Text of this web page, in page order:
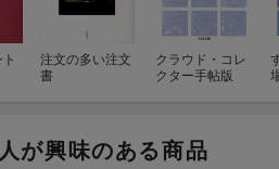
注文の多い注文
書
クラウド・コレ
クター手帖版
が興味のある商品